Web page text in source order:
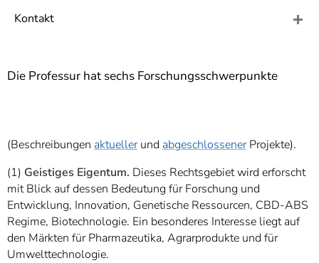
Kontakt
Die Professur hat sechs Forschungsschwerpunkte
(Beschreibungen aktuellerund abgeschlossenerProjekte).
(1) Geistiges Eigentum. Dieses Rechtsgebiet wird erforscht
mit Blick auf dessen Bedeutung für Forschung und
Entwicklung, Innovation, Genetische Ressourcen, CBD-ABS
Regime, Biotechnologie. Ein besonderes Interesse liegt auf
den Märkten für Pharmazeutika, Agrarprodukte und für
Umwelttechnologie.